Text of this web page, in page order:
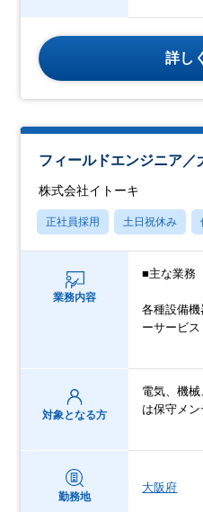
詳し
フィールドエンジニア／
株式会社イトーキ
正社員採用 土日祝休み
業務内容
■主な業務
各種設備
ーサービス
対象となる方
電気、機
は保守メ
勤務地
大阪府